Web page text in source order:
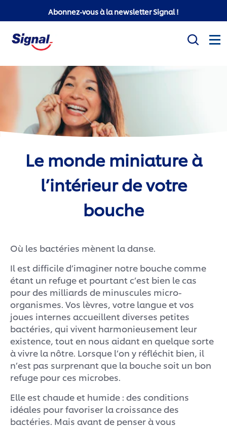
Abonnez-vous à la newsletter Signal !
Mission sociale
Produits
White Now
Signal Professionnel
Le monde miniature à
l’intérieur de votre
bouche
Où les bactéries mènent la danse.
Il est difficile d’imaginer notre bouche comme
étant un refuge et pourtant c’est bien le cas
pour des milliards de minuscules micro-
organismes. Vos lèvres, votre langue et vos
joues internes accueillent diverses petites
bactéries, qui vivent harmonieusement leur
existence, tout en nous aidant en quelque sorte
à vivre la nôtre. Lorsque l’on y réfléchit bien, il
n’est pas surprenant que la bouche soit un bon
refuge pour ces microbes.
Elle est chaude et humide : des conditions
idéales pour favoriser la croissance des
bactéries. Mais avant de penser à vous